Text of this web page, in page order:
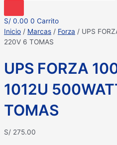
productos
S/ 0.00 0 Carrito
Inicio / Marcas / Forza / UPS
220V 6 TOMAS
UPS FORZA
1012U
TOMAS
S/ 275.00